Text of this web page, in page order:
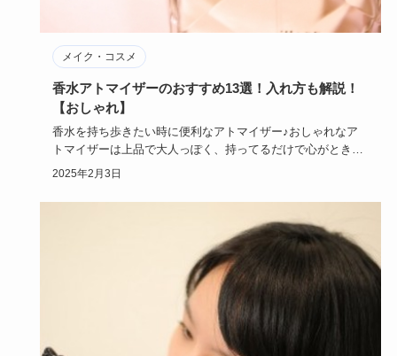
メイク・コスメ
香水アトマイザーのおすすめ13選！入れ方も解説！
【おしゃれ】
香水を持ち歩きたい時に便利なアトマイザー♪おしゃれなア
トマイザーは上品で大人っぽく、持ってるだけで心がときめ
いてきますよね…
2025年2月3日